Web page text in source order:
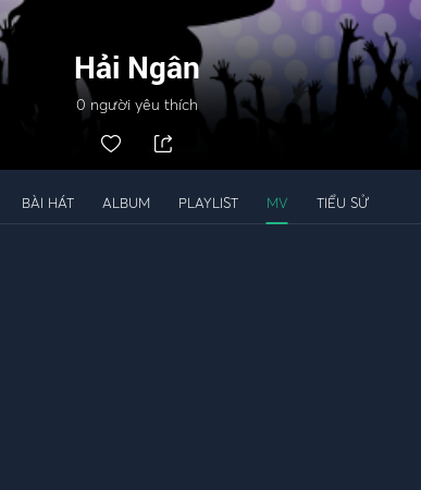
Hải Ngân
0 người yêu thích
BÀI HÁT ALBUM PLAYLIST MV TIỂU SỬ